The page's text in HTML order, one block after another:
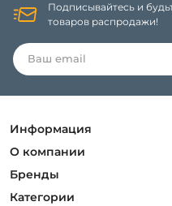
Подписывайтесь и
товаров распродажи!
Информация
Политика
Гарантия
Оплата и доставка
О компании
О компании
Контакты
Бренды
Artelamp
Категории